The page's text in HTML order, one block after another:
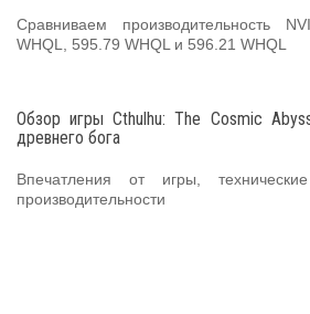
Сравниваем производительность
WHQL, 595.79 WHQL и 596.21 WHQL
Обзор игры Cthulhu: The Cosmic
древнего бога
Впечатления от игры,
производительности